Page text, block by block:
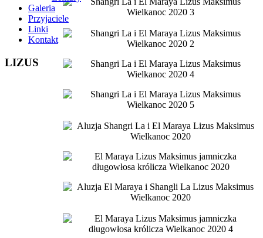
Galeria
Przyjaciele
Linki
Kontakt
LIZUS